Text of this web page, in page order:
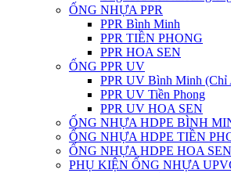
ỐNG NHỰA PPR
PPR Bình Minh
PPR TIỀN PHONG
PPR HOA SEN
ỐNG PPR UV
PPR UV Bình Minh (Chỉ
PPR UV Tiền Phong
PPR UV HOA SEN
ỐNG NHỰA HDPE BÌNH
ỐNG NHỰA HDPE TIỀN
ỐNG NHỰA HDPE HOA SEN
PHỤ KIỆN ỐNG NHỰA